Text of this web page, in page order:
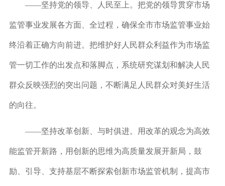
——坚持党的领导、人民至上。 把党的领导贯穿市场
监管事业发展各方面、全过程，确保全市市场监管事业始
终沿着正确方向前进。把维护好人民群众利益作为市场监
管一切工作的出发点和落脚点，系统研究谋划和解决人民
群众反映强烈的突出问题，不断满足人民群众对美好生活
的向往。
——坚持改革创新、与时俱进。 用改革的观念为高效
能监管开新路，用创新的思维为高质量发展开新局，鼓
励、引导、支持基层不断探索创新市场监管机制，提高市